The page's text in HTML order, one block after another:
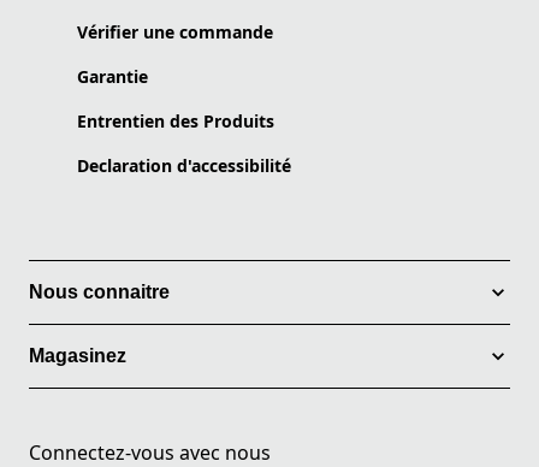
Vérifier une commande
Garantie
Entrentien des Produits
Declaration d'accessibilité
Nous connaitre
Magasinez
Connectez-vous avec nous